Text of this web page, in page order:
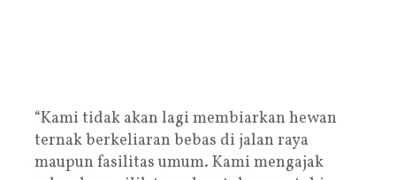
“Kami tidak akan lagi membiarkan hewan
ternak berkeliaran bebas di jalan raya
maupun fasilitas umum. Kami mengajak